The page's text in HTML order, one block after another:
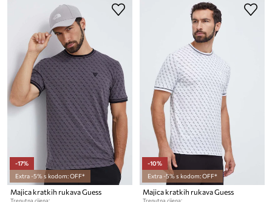
-17%
Extra -5% s kodom: OFF*
Majica kratkih rukava Guess
-10%
Extra -5% s kodom: OFF*
Majica kratkih rukava Guess